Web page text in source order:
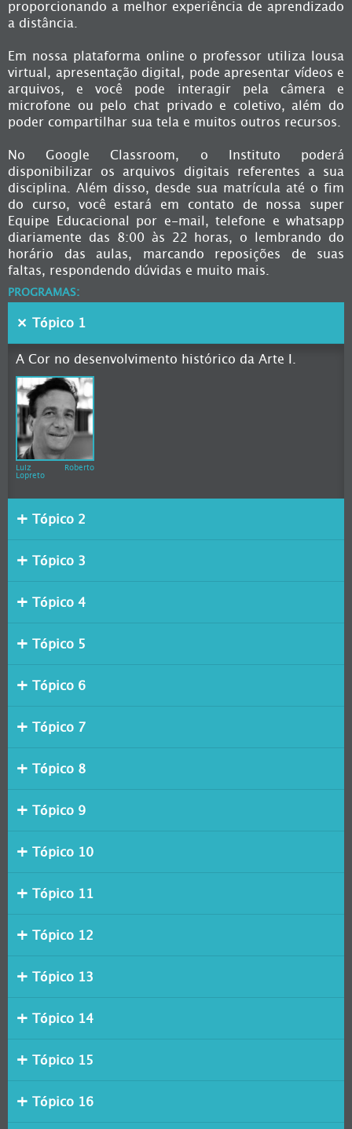
proporcionando a melhor experiência de aprendizado
a distância.
Em nossa plataforma online o professor utiliza lousa
virtual, apresentação digital, pode apresentar vídeos e
arquivos, e você pode interagir pela câmera e
microfone ou pelo chat privado e coletivo, além do
poder compartilhar sua tela e muitos outros recursos.
No Google Classroom, o Instituto poderá
disponibilizar os arquivos digitais referentes a sua
disciplina. Além disso, desde sua matrícula até o fim
do curso, você estará em contato de nossa super
Equipe Educacional por e-mail, telefone e whatsapp
diariamente das 8:00 às 22 horas, o lembrando do
horário das aulas, marcando reposições de suas
faltas, respondendo dúvidas e muito mais.
PROGRAMAS:
Tópico 1
A Cor no desenvolvimento histórico da Arte I.
Luiz Roberto
Lopreto
Tópico 2
Tópico 3
Tópico 4
Tópico 5
Tópico 6
Tópico 7
Tópico 8
Tópico 9
Tópico 10
Tópico 11
Tópico 12
Tópico 13
Tópico 14
Tópico 15
Tópico 16